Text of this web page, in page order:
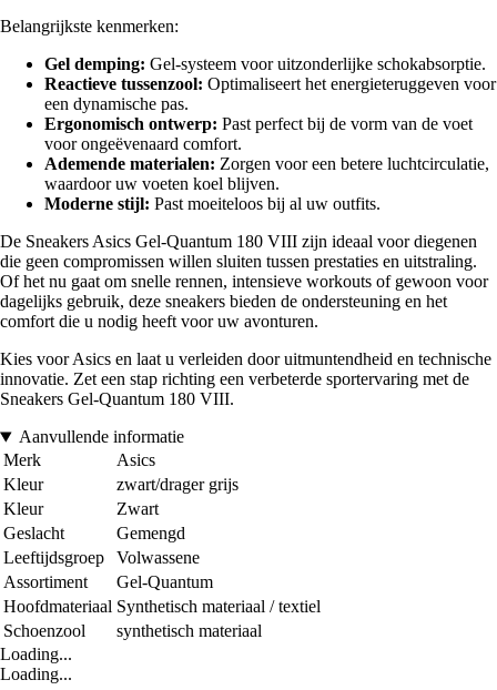
Belangrijkste kenmerken:
Gel demping: Gel-systeem voor uitzonderlijke schokabsorptie.
Reactieve tussenzool: Optimaliseert het energieteruggeven voor
een dynamische pas.
Ergonomisch ontwerp: Past perfect bij de vorm van de voet
voor ongeëvenaard comfort.
Ademende materialen: Zorgen voor een betere luchtcirculatie,
waardoor uw voeten koel blijven.
Moderne stijl: Past moeiteloos bij al uw outfits.
De Sneakers Asics Gel-Quantum 180 VIII zijn ideaal voor diegenen
die geen compromissen willen sluiten tussen prestaties en uitstraling.
Of het nu gaat om snelle rennen, intensieve workouts of gewoon voor
dagelijks gebruik, deze sneakers bieden de ondersteuning en het
comfort die u nodig heeft voor uw avonturen.
Kies voor Asics en laat u verleiden door uitmuntendheid en technische
innovatie. Zet een stap richting een verbeterde sportervaring met de
Sneakers Gel-Quantum 180 VIII.
Aanvullende informatie
Merk
Asics
Kleur
zwart/drager grijs
Kleur
Zwart
Geslacht
Gemengd
Leeftijdsgroep
Volwassene
Assortiment
Gel-Quantum
Hoofdmateriaal Synthetisch materiaal / textiel
Schoenzool
synthetisch materiaal
Loading...
Loading...